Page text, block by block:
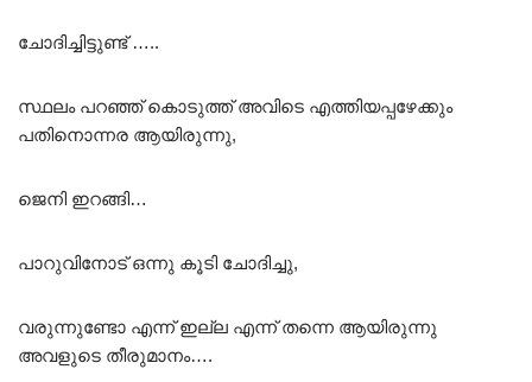
ചോദിച്ചിട്ടുണ്ട് …..
സ്ഥലം പറഞ്ഞ് കൊടുത്ത് അവിടെ എത്തിയപ്പഴേക്കും
പതിനൊന്നര ആയിരുന്നു,
ജെനി ഇറങ്ങി…
പാറുവിനോട് ഒന്നു കൂടി ചോദിച്ചു,
വരുന്നുണ്ടോ എന്ന് ഇല്ല എന്ന് തന്നെ ആയിരുന്നു
അവളുടെ തീരുമാനം….